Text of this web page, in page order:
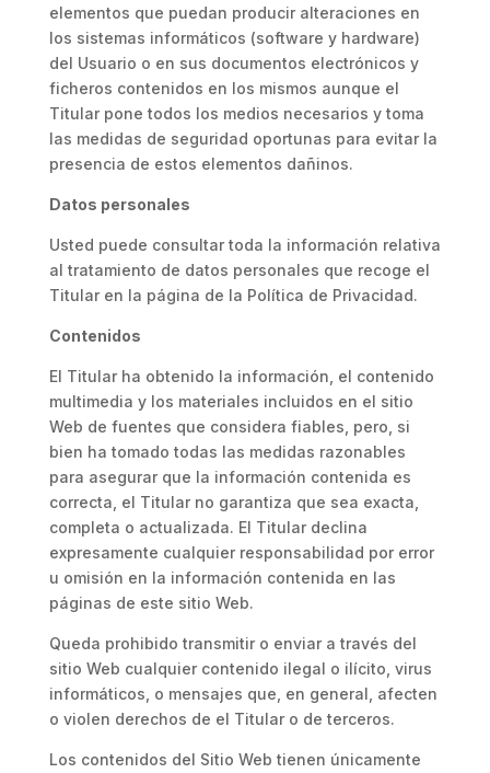
elementos que puedan producir alteraciones en
los sistemas informáticos (software y hardware)
del Usuario o en sus documentos electrónicos y
ficheros contenidos en los mismos aunque el
Titular pone todos los medios necesarios y toma
las medidas de seguridad oportunas para evitar la
presencia de estos elementos dañinos.
Datos personales
Usted puede consultar toda la información relativa
al tratamiento de datos personales que recoge el
Titular en la página de la Política de Privacidad.
Contenidos
El Titular ha obtenido la información, el contenido
multimedia y los materiales incluidos en el sitio
Web de fuentes que considera fiables, pero, si
bien ha tomado todas las medidas razonables
para asegurar que la información contenida es
correcta, el Titular no garantiza que sea exacta,
completa o actualizada. El Titular declina
expresamente cualquier responsabilidad por error
u omisión en la información contenida en las
páginas de este sitio Web.
Queda prohibido transmitir o enviar a través del
sitio Web cualquier contenido ilegal o ilícito, virus
informáticos, o mensajes que, en general, afecten
o violen derechos de el Titular o de terceros.
Los contenidos del Sitio Web tienen únicamente